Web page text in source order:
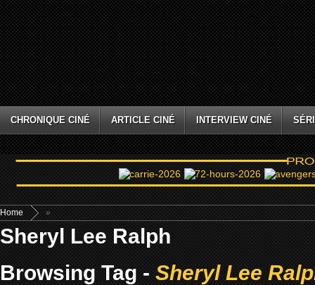
CHRONIQUE CINÉ ARTICLE CINÉ INTERVIEW CINÉ
Home »
Sheryl Lee Ralph
Browsing Tag -Sheryl Lee